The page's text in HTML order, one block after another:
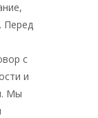
Перед
с
и
Мы